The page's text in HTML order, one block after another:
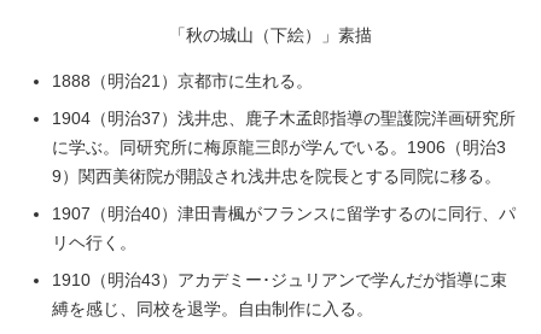
「秋の城山（下絵）」素描
1888（明治21）京都市に生れる。
1904（明治37）浅井忠、鹿子木孟郎指導の聖護院洋画研究所
に学ぶ。同研究所に梅原龍三郎が学んでいる。1906（明治3
9）関西美術院が開設され浅井忠を院長とする同院に移る。
1907（明治40）津田青楓がフランスに留学するのに同行、パ
リヘ行く。
1910（明治43）アカデミー･ジュリアンで学んだが指導に束
縛を感じ、同校を退学。自由制作に入る。